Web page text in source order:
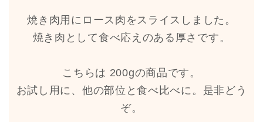
焼き肉用にロース肉をスライスしました。
焼き肉として食べ応えのある厚さです。
こちらは 200gの商品です。
お試し用に、他の部位と食べ比べに。是非どう
ぞ。